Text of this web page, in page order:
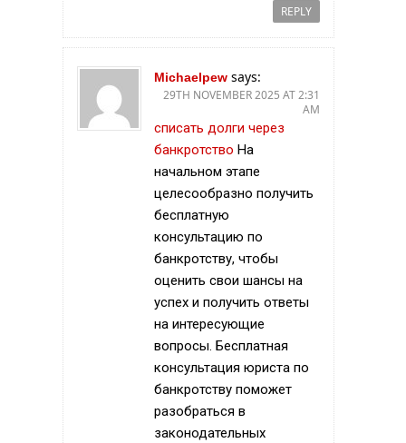
REPLY
Michaelpew says:
29TH NOVEMBER 2025 AT 2:31
AM
списать долги через
банкротство На
начальном этапе
целесообразно получить
бесплатную
консультацию по
банкротству, чтобы
оценить свои шансы на
успех и получить ответы
на интересующие
вопросы. Бесплатная
консультация юриста по
банкротству поможет
разобраться в
законодательных